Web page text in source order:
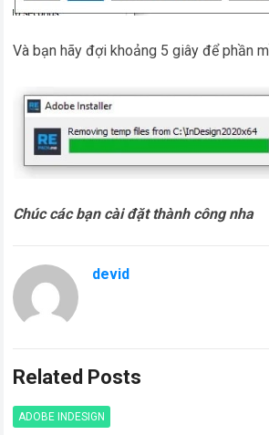
Và bạn hãy đợi khoảng 5 giây để phần
Chúc các bạn cài đặt thành công nha
devid
Related Posts
ADOBE INDESIGN